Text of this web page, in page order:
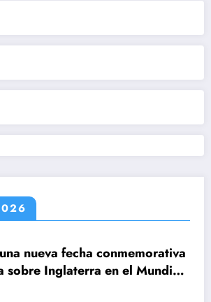
fecha conmemorativa
en el Mundial